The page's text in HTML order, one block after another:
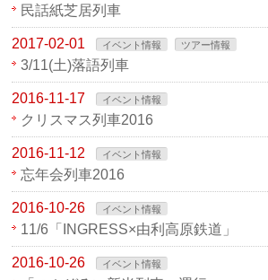
民話紙芝居列車
2017-02-01 イベント情報 ツアー情報
3/11(土)落語列車
2016-11-17 イベント情報
クリスマス列車2016
2016-11-12 イベント情報
忘年会列車2016
2016-10-26 イベント情報
11/6「INGRESS×由利高原鉄道」
2016-10-26 イベント情報